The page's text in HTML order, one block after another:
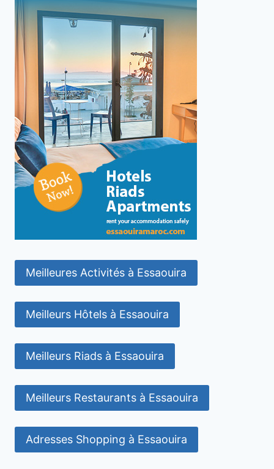
Meilleures Activités à Essaouira
Meilleurs Hôtels à Essaouira
Meilleurs Riads à Essaouira
Meilleurs Restaurants à Essaouira
Adresses Shopping à Essaouira